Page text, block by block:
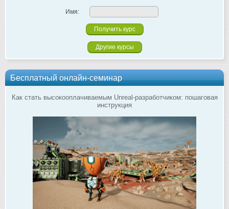
Имя:
Другие курсы
Бесплатный онлайн-семинар
Как стать высокооплачиваемым Unreal-разработчиком: пошаговая
инструкция